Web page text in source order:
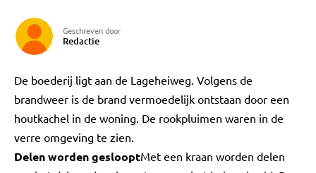
Geschreven door
Redactie
De boederij ligt aan de Lageheiweg. Volgens de
brandweer is de brand vermoedelijk ontstaan door een
houtkachel in de woning. De rookpluimen waren in de
verre omgeving te zien.
Delen worden geslooptMet een kraan worden delen